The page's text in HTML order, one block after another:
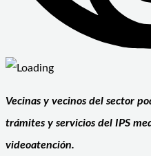
Vecinas y vecinos del sector
trámites y servicios del IPS
videoatención.